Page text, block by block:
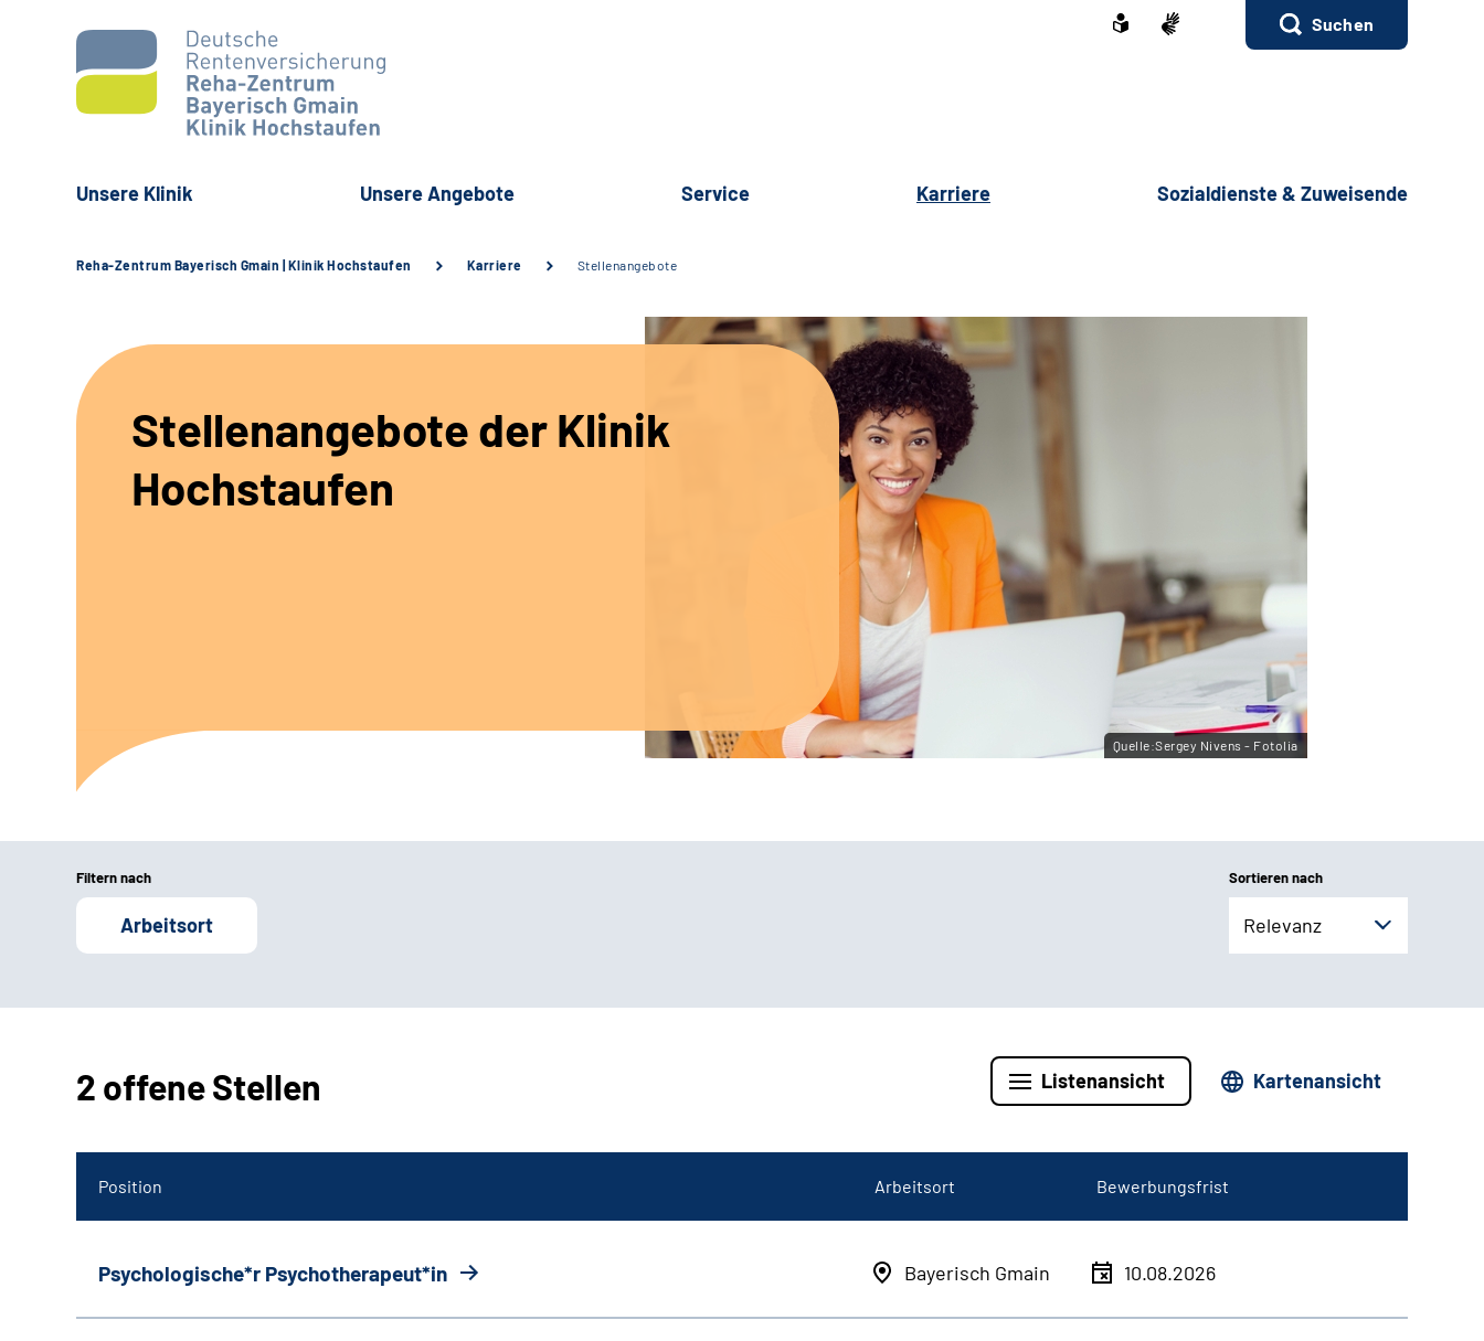
Suchen
Unsere Klinik Unsere Angebote Service Karriere Sozialdienste & Zuweisende
Reha-Zentrum Bayerisch Gmain | Klinik Hochstaufen Karriere Stellenangebote
Stellenangebote der Klinik
Hochstaufen
Quelle:Sergey Nivens - Fotolia
Filtern nach
Arbeitsort
Sortieren nach
Relevanz
2 offene Stellen Listenansicht Kartenansicht
Position Arbeitsort Bewerbungsfrist
Psychologische*r Psychotherapeut*in Bayerisch Gmain 10.08.2026